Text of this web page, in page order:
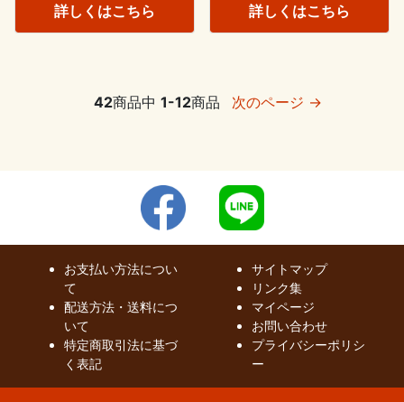
詳しくはこちら 詳しくはこちら
42商品中 1-12商品 次のページ →
お支払い方法につい
て
配送方法・送料につ
いて
特定商取引法に基づ
く表記
サイトマップ
リンク集
マイページ
お問い合わせ
プライバシーポリシ
ー